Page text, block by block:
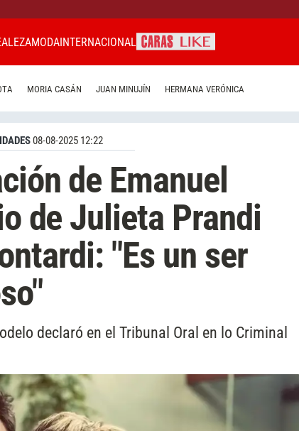
MODAINTERNACIONAL
MORIA CASÁN JUAN MINUJÍN HERMANA VERÓNICA
08-08-2025 12:22
de Emanuel
de Julieta Prandi
"Es un ser
declaró en el Tribunal Oral en lo Criminal